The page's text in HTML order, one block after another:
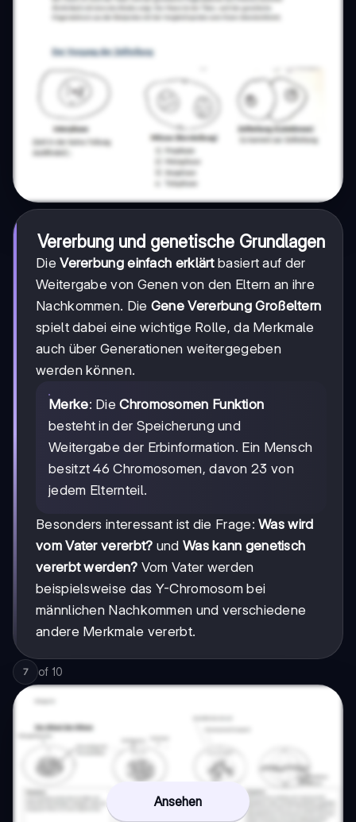
Vererbung und genetische Grundlagen
DieVererbung einfach erklärtbasiert auf der
Weitergabe von Genen von den Eltern an ihre
Nachkommen. Die Gene Vererbung Großeltern
spielt dabei eine wichtige Rolle, da Merkmale
auch über Generationen weitergegeben
werden können.
Merke: DieChromosomen Funktion
besteht in der Speicherung und
Weitergabe der Erbinformation. Ein Mensch
besitzt 46 Chromosomen, davon 23 von
jedem Elternteil.
Besonders interessant ist die Frage:Was wird
vom Vater vererbt? und Was kann genetisch
vererbt werden? Vom Vater werden
beispielsweise das Y-Chromosom bei
männlichen Nachkommen und verschiedene
andere Merkmale vererbt.
7 of 10
Ansehen